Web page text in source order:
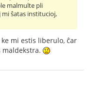
malmulte pli
ŝatas institucioj,
mi estis liberulo, ĉar